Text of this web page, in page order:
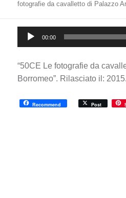
fotografie da cavalletto di Palazzo
Player
00:00
“50CE Le fotografie da
Borromeo”. Rilasciato il: 2015.
Recommend Post